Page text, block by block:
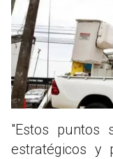
"Estos puntos
estratégicos y